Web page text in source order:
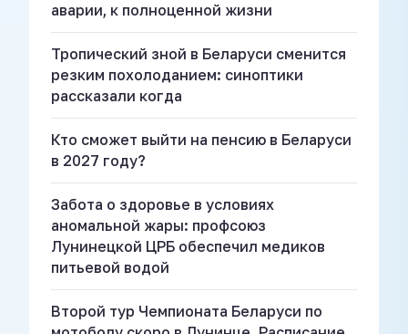
аварии, к полноценной жизни
Тропический зной в Беларуси сменится
резким похолоданием: синоптики
рассказали когда
Кто сможет выйти на пенсию в Беларуси
в 2027 году?
Забота о здоровье в условиях
аномальной жары: профсоюз
Лунинецкой ЦРБ обеспечил медиков
питьевой водой
Второй тур Чемпионата Беларуси по